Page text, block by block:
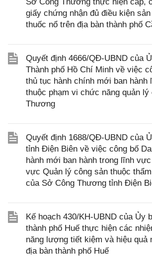
Sở Công Thương thực hiện cấp,
giấy chứng nhận đủ điều kiện
thuốc nổ trên địa bàn thành phố
Quyết định 4666/QĐ-UBND của
Thành phố Hồ Chí Minh về việc
thủ tục hành chính mới ban
thuộc phạm vi chức năng quản lý
Thương
Quyết định 1688/QĐ-UBND của
tỉnh Điện Biên về việc công bố
hành mới ban hành trong lĩnh
vực Quản lý công sản thuộc
của Sở Công Thương tỉnh Điện
Kế hoạch 430/KH-UBND của Ủy
thành phố Huế thực hiện các
năng lượng tiết kiệm và hiệu quả
địa bàn thành phố Huế